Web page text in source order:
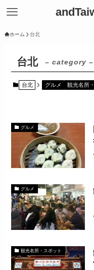
ホーム 台北
台北 – category –
台北 グルメ 観光名所
グルメ
グルメ
観光名所・スポット